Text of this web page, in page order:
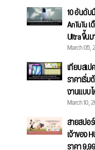
10 อันดั
AnTuTu
Ultra ขึ้น
March 05,
เทียบสเ
ราคาเริ่
งานแบบ
March 10,
สายสปอ
เจ้าของ